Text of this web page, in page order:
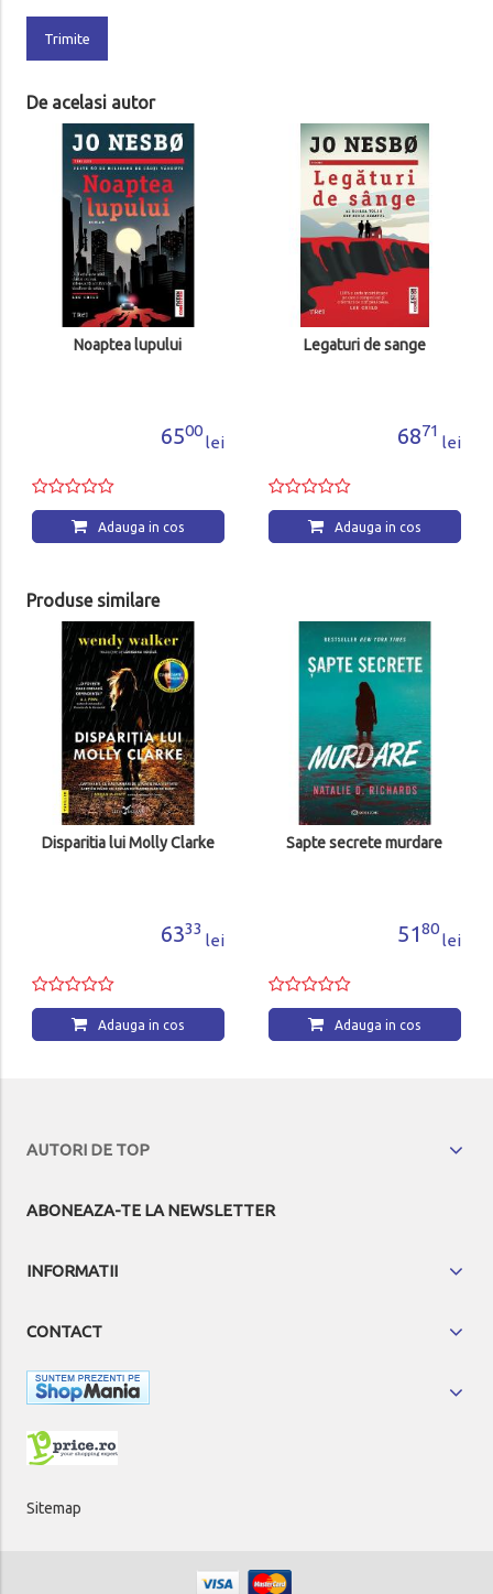
Trimite
De acelasi autor
lupului
in cos
Legaturi de sange
Adauga in cos
Luna
Produse similare
Disparitia lui Molly Clarke
6333
lei
Adauga in cos
Sapte secrete murdare
5180
lei
Adauga in cos
AUTORI DE TOP
ABONEAZA-TE LA NEWSLETTER
INFORMATII
CONTACT
Sitemap